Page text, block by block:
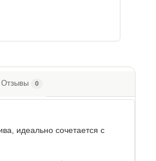
Отзывы 0
идеально сочетается с